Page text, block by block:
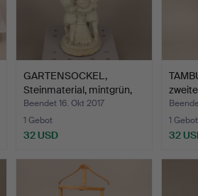
GARTENSOCKEL,
Steinmaterial, mintgrün,
Kin…
Beendet 16. Okt 2017
1 Gebot
32 USD
1 Gebot
32